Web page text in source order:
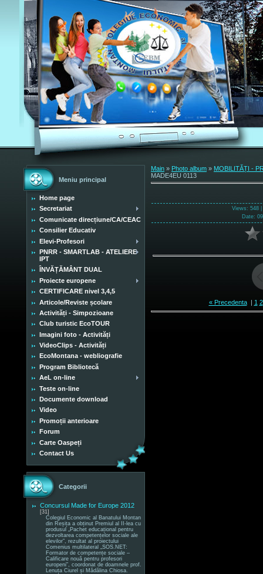
Meniu principal
Home page
Secretariat
Comunicate direcțiune/CA/CEAC
Consilier Educativ
Elevi-Profesori
PNRR - SMARTLAB - ATELIERE
IPT
ÎNVĂȚĂMÂNT DUAL
Proiecte europene
CERTIFICARE nivel 3,4,5
Articole/Reviste școlare
Activități - Simpozioane
Club turistic EcoTOUR
Imagini foto - Activități
VideoClips - Activități
EcoMontana - webliografie
Program Bibliotecă
AeL on-line
Teste on-line
Documente download
Video
Promoții anterioare
Forum
Carte Oaspeți
Contact Us
Categorii
Concursul Made for Europe 2012
[31]
Colegiul Economic al Banatului Montan
din Reșița a obținut Premiul al II-lea cu
produsul „Pachet educațional pentru
dezvoltarea competențelor sociale ale
elevilor”, rezultat al proiectului
Comenius multilateral „SOS.NET:
Formator de competențe sociale –
Calificare nouă pentru profesori
europeni”, coordonat de doamnele prof.
Lenuța Ciurel și Mădălina Chiosa.
Main » Photo album » MOBILITĂȚI -
MADE4EU 0113
Views: 548 |
Date:
« Precedenta| 1 2